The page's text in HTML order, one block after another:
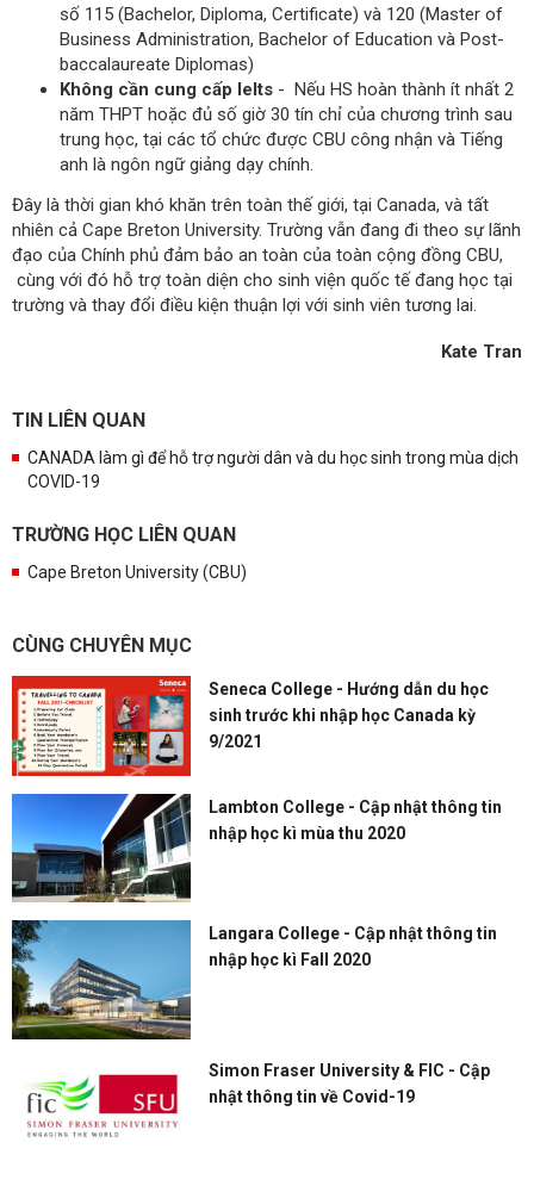
số 115 (Bachelor, Diploma, Certificate) và 120 (Master of
Business Administration, Bachelor of Education và Post-
baccalaureate Diplomas)
Không cần cung cấp Ielts - Nếu HS hoàn thành ít nhất 2
năm THPT hoặc đủ số giờ 30 tín chỉ của chương trình sau
trung học, tại các tổ chức được CBU công nhận và Tiếng
anh là ngôn ngữ giảng dạy chính.
Đây là thời gian khó khăn trên toàn thế giới, tại Canada, và tất
nhiên cả Cape Breton University. Trường vẫn đang đi theo sự lãnh
đạo của Chính phủ đảm bảo an toàn của toàn cộng đồng CBU,
cùng với đó hỗ trợ toàn diện cho sinh viện quốc tế đang học tại
trường và thay đổi điều kiện thuận lợi với sinh viên tương lai.
Kate Tran
TIN LIÊN QUAN
CANADA làm gì để hỗ trợ người dân và du học sinh trong mùa dịch
COVID-19
TRƯỜNG HỌC LIÊN QUAN
Cape Breton University (CBU)
CÙNG CHUYÊN MỤC
Seneca College - Hướng dẫn du học
sinh trước khi nhập học Canada kỳ
9/2021
Lambton College - Cập nhật thông tin
nhập học kì mùa thu 2020
Langara College - Cập nhật thông tin
nhập học kì Fall 2020
Simon Fraser University & FIC - Cập
nhật thông tin về Covid-19